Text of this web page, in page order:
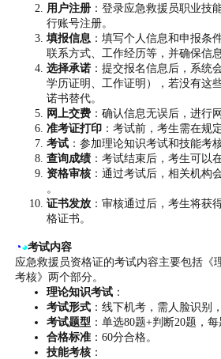
用户注册 ：登录应急救援员职业技
行账号注册。
填报信息 ：填写个人信息和申报条
联系方式、工作经历等，并确保信
选择承诺 ：提交报名信息后，系统
学历证明、工作证明），若没有这
诺书替代。
网上交费 ：确认信息无误后，进行
准考证打印 ：考试前，考生需在规
考试 ：参加理论知识考试和技能考核
查询成绩：考试结束后，考生可以
资格审核：通过考试后，相关机构
。
证书发放 ：审核通过后，考生将获
格证书。
◔◕考试内容
应急救援员资格证的考试内容主要包括《
考核》两个部分。
理论知识考试 ：
考试形式 ：线下机考，需人脸识别
考试题型 ：单选80题+判断20题，
合格标准 ：60分合格。
技能考核：